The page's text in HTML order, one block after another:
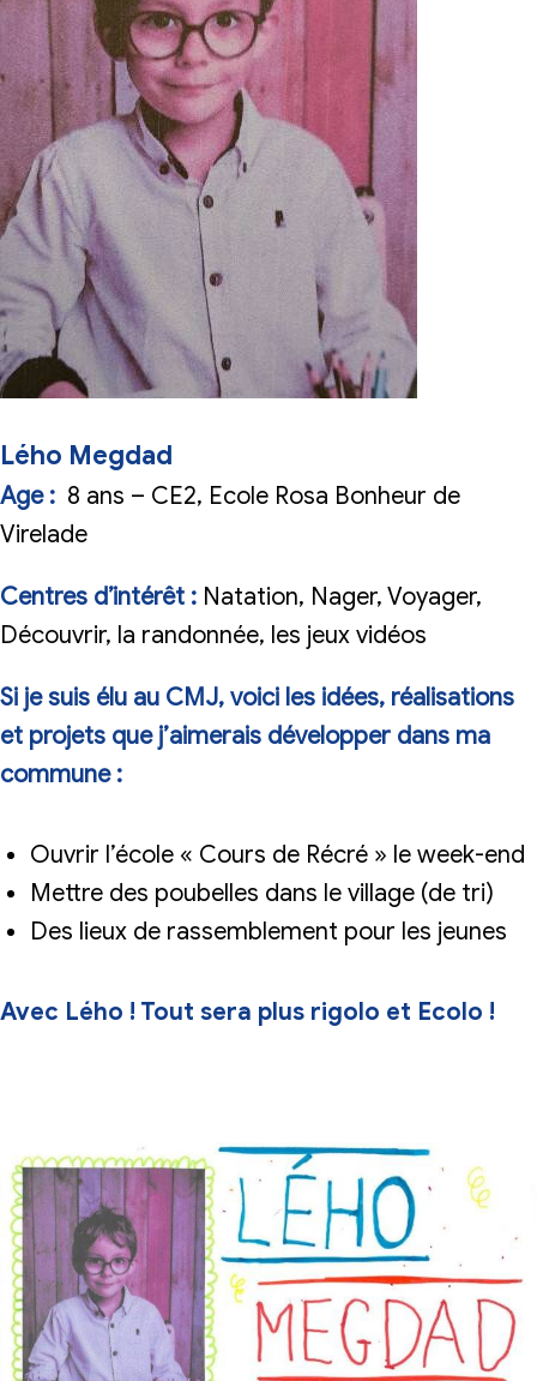
Lého Megdad
Age : 8 ans – CE2, Ecole Rosa Bonheur de
Virelade
Centres d’intérêt : Natation, Nager, Voyager,
Découvrir, la randonnée, les jeux vidéos
Si je suis élu au CMJ, voici les idées, réalisations
et projets que j’aimerais développer dans ma
commune :
Ouvrir l’école « Cours de Récré » le week-end
Mettre des poubelles dans le village (de tri)
Des lieux de rassemblement pour les jeunes
Avec Lého ! Tout sera plus rigolo et Ecolo !